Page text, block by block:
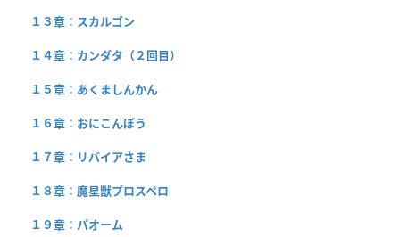
１３章：スカルゴン
１４章：カンダタ（２回目）
１５章：あくましんかん
１６章：おにこんぼう
１７章：リバイアさま
１８章：魔星獣プロスペロ
１９章：パオーム